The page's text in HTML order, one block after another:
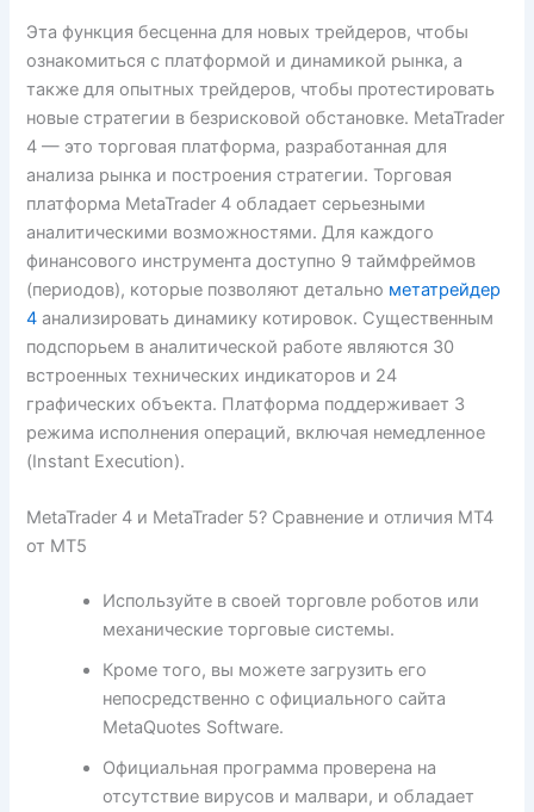
Эта функция бесценна для новых трейдеров, чтобы
ознакомиться с платформой и динамикой рынка, а
также для опытных трейдеров, чтобы протестировать
новые стратегии в безрисковой обстановке. MetaTrader
4 — это торговая платформа, разработанная для
анализа рынка и построения стратегии. Торговая
платформа MetaTrader 4 обладает серьезными
аналитическими возможностями. Для каждого
финансового инструмента доступно 9 таймфреймов
(периодов), которые позволяют детально метатрейдер
4 анализировать динамику котировок. Существенным
подспорьем в аналитической работе являются 30
встроенных технических индикаторов и 24
графических объекта. Платформа поддерживает 3
режима исполнения операций, включая немедленное
(Instant Execution).
MetaTrader 4 и MetaTrader 5? Сравнение и отличия МТ4
от МТ5
Используйте в своей торговле роботов или
механические торговые системы.
Кроме того, вы можете загрузить его
непосредственно с официального сайта
MetaQuotes Software.
Официальная программа проверена на
отсутствие вирусов и малвари, и обладает